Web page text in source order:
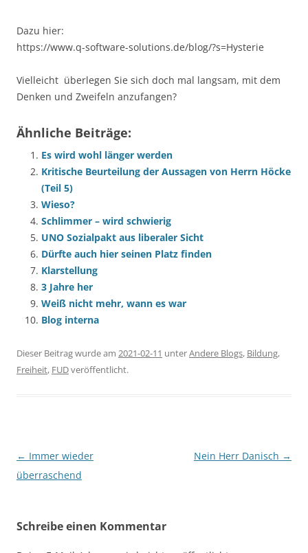
Dazu hier:
https://www.q-software-solutions.de/blog/?s=Hysterie
Vielleicht überlegen Sie sich doch mal langsam, mit dem
Denken und Zweifeln anzufangen?
Ähnliche Beiträge:
Es wird wohl länger werden
Kritische Beurteilung der Aussagen von Herrn Höcke
(Teil 5)
Wieso?
Schlimmer – wird schwierig
UNO Sozialpakt aus liberaler Sicht
Dürfte auch hier seinen Platz finden
Klarstellung
3 Jahre her
Weiß nicht mehr, wann es war
Blog interna
Dieser Beitrag wurde am 2021-02-11 unterAndere Blogs, Bildung,
Freiheit, FUDveröffentlicht.
Beitragsnavigation
← Immer wieder
überraschend
Nein Herr Danisch →
Schreibe einen Kommentar